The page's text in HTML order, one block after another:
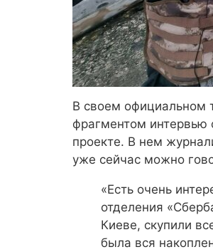
В своем официальном
фрагментом
проекте. В нем
уже сейчас можно
«Есть очень
отделения
Киеве, скупили
была вся